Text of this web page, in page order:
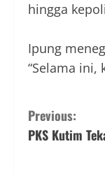
hingga
‎Ipung
“Selama ini,
Previous:
PKS Kutim